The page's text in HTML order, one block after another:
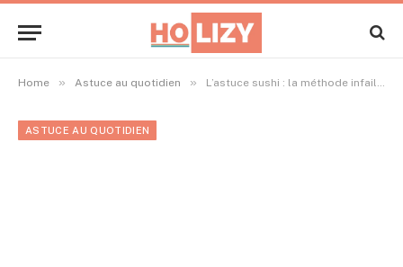
Home » Astuce au quotidien » L’astuce sushi : la méthode infaillible pour ne plus jamais se tromper dans l’ordre de ses protéines
ASTUCE AU QUOTIDIEN